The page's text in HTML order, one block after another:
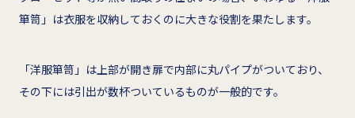
箪笥」は衣服を収納しておくのに大きな役割を果たします。
「洋服箪笥」は上部が開き扉で内部に丸パイプがついており、
その下には引出が数杯ついているものが一般的です。